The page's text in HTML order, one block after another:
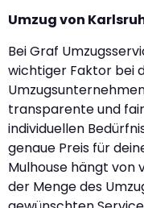
Umzug von
Bei Graf
wichtiger Faktor bei
transparente und
individuellen
genaue Preis für
Mulhouse hängt von
der Menge des